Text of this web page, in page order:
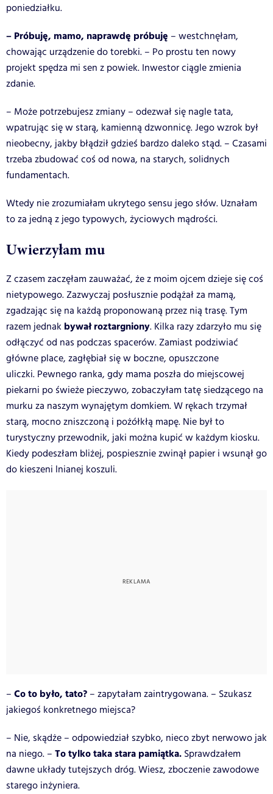
poniedziałku.
– Próbuję, mamo, naprawdę próbuję – westchnęłam,
chowając urządzenie do torebki. – Po prostu ten nowy
projekt spędza mi sen z powiek. Inwestor ciągle zmienia
zdanie.
– Może potrzebujesz zmiany – odezwał się nagle tata,
wpatrując się w starą, kamienną dzwonnicę. Jego wzrok był
nieobecny, jakby błądził gdzieś bardzo daleko stąd. – Czasami
trzeba zbudować coś od nowa, na starych, solidnych
fundamentach.
Wtedy nie zrozumiałam ukrytego sensu jego słów. Uznałam
to za jedną z jego typowych, życiowych mądrości.
Uwierzyłam mu
Z czasem zaczęłam zauważać, że z moim ojcem dzieje się coś
nietypowego. Zazwyczaj posłusznie podążał za mamą,
zgadzając się na każdą proponowaną przez nią trasę. Tym
razem jednak bywał roztargniony. Kilka razy zdarzyło mu się
odłączyć od nas podczas spacerów. Zamiast podziwiać
główne place, zagłębiał się w boczne, opuszczone
uliczki. Pewnego ranka, gdy mama poszła do miejscowej
piekarni po świeże pieczywo, zobaczyłam tatę siedzącego na
murku za naszym wynajętym domkiem. W rękach trzymał
starą, mocno zniszczoną i pożółkłą mapę. Nie był to
turystyczny przewodnik, jaki można kupić w każdym kiosku.
Kiedy podeszłam bliżej, pospiesznie zwinął papier i wsunął go
do kieszeni lnianej koszuli.
– Co to było, tato? – zapytałam zaintrygowana. – Szukasz
jakiegoś konkretnego miejsca?
– Nie, skądże – odpowiedział szybko, nieco zbyt nerwowo jak
na niego. – To tylko taka stara pamiątka. Sprawdzałem
dawne układy tutejszych dróg. Wiesz, zboczenie zawodowe
starego inżyniera.